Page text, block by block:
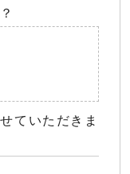
ていただきま